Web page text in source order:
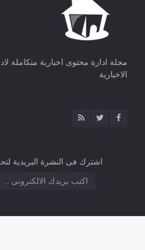
مجلة ادارة محتوى اخبارية متكاملة
الاخبارية
اشترك فى النشرة البريدية